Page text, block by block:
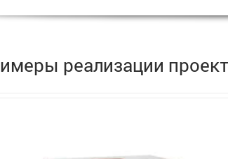
реализации